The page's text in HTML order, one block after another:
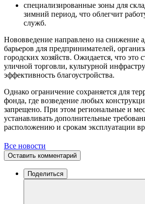
специализированные зоны для
зимний период, что облегчит
служб.
Нововведение направлено на снижение
барьеров для предпринимателей,
городских хозяйств. Ожидается, что это
уличной торговли, культурной
эффективность благоустройства.
Однако ограничение сохраняется для
фонда, где возведение любых
запрещено. При этом региональные и
устанавливать дополнительные
расположению и срокам эксплуатации
Все новости
Оставить комментарий
Поделиться